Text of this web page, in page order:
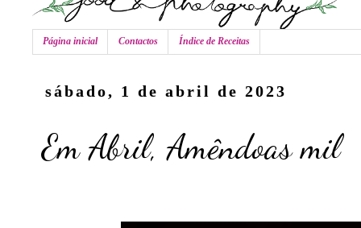
Página inicial Contactos Índice de Receitas
sábado, 1 de abril de 2023
Em Abril, Amêndoas mil